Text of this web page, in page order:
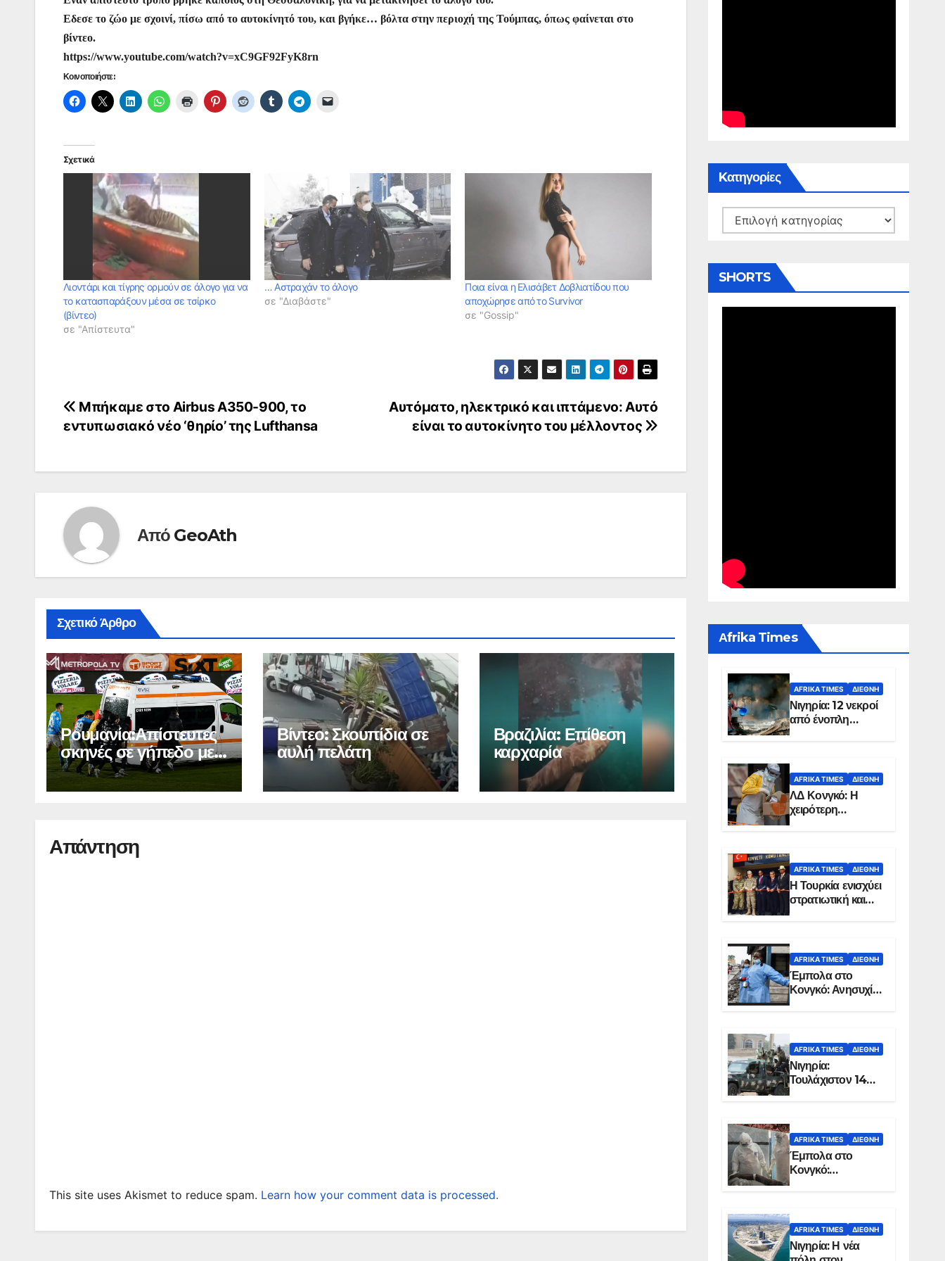
c
e
b
o
o
k
itt
er
at
s
A
p
ai
l
er
e
st
s
s
e
g
er
e
gr
a
er
ρ
α
Εδεσε το ζώο με σχοινί, πίσω από το αυτοκίνητό του, και βγήκε… βόλτα στην περιοχή της Τούμπας, όπως φαίνεται στο
βίντεο.
https://www.youtube.com/watch?v=xC9GF92FyK8rn
Κοινοποιήστε:
Σχετικά
Λιοντάρι και τίγρης ορμούν σε άλογο για να
το κατασπαράξουν μέσα σε τσίρκο
(βίντεο)
σε "Απίστευτα"
… Αστραχάν το άλογο
σε "Διαβάστε"
Ποια είναι η Ελισάβετ Δοβλιατίδου που
αποχώρησε από το Survivor
σε "Gossip"
Πλοήγηση
Αυτόματο, ηλεκτρικό και ιπτάμενο: Αυτό
είναι το αυτοκίνητο του μέλλοντος
Μπήκαμε στο Airbus A350-900, το
εντυπωσιακό νέο ‘θηρίο’ της Lufthansa
Από GeoAth
Σχετικό Άρθρο
Ρουμανία:Απίστευτες
σκηνές σε γήπεδο με
βουλιαγμένο όχημα
Βίντεο: Σκουπίδια σε
αυλή πελάτη
Βραζιλία: Επίθεση
καρχαρία
Απάντηση
This site uses Akismet to reduce spam. Learn how your comment data is processed.
Kατηγορίες
Kατηγορίες
SHORTS
Αfrika Times
AFRIKA TIMES ΔΙΕΘΝΉ
Νιγηρία: 12 νεκροί
από ένοπλη
επίθεση σε χωριό
AFRIKA TIMES ΔΙΕΘΝΉ
ΛΔ Κονγκό: Η
χειρότερη
επιδημία Έμπολα
χώρας
AFRIKA TIMES ΔΙΕΘΝΉ
Η Τουρκία ενισχύει
στρατιωτική και
ενεργειακή
Σομαλία
AFRIKA TIMES ΔΙΕΘΝΉ
Έμπολα στο
Κονγκό: Ανησυχία
για τη μεγάλη
AFRIKA TIMES ΔΙΕΘΝΉ
Νιγηρία:
Τουλάχιστον 14
νεκροί από
στην Οτούκπο
AFRIKA TIMES ΔΙΕΘΝΉ
Έμπολα στο
Κονγκό:
Ξεπέρασαν τους
AFRIKA TIMES ΔΙΕΘΝΉ
Νιγηρία: Η νέα